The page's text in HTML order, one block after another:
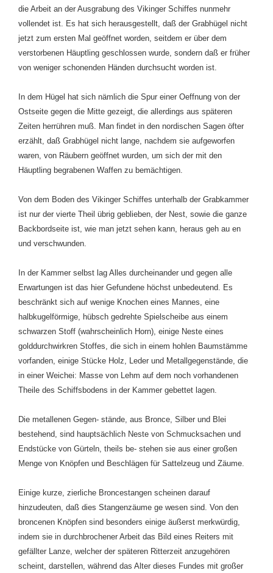
die Arbeit an der Ausgrabung des Vikinger Schiffes nunmehr
vollendet ist. Es hat sich herausgestellt, daß der Grabhügel nicht
jetzt zum ersten Mal geöffnet worden, seitdem er über dem
verstorbenen Häuptling geschlossen wurde, sondern daß er früher
von weniger schonenden Händen durchsucht worden ist.
In dem Hügel hat sich nämlich die Spur einer Oeffnung von der
Ostseite gegen die Mitte gezeigt, die allerdings aus späteren
Zeiten herrühren muß. Man findet in den nordischen Sagen öfter
erzählt, daß Grabhügel nicht lange, nachdem sie aufgeworfen
waren, von Räubern geöffnet wurden, um sich der mit den
Häuptling begrabenen Waffen zu bemächtigen.
Von dem Boden des Vikinger Schiffes unterhalb der Grabkammer
ist nur der vierte Theil übrig geblieben, der Nest, sowie die ganze
Backbordseite ist, wie man jetzt sehen kann, heraus geh au en
und verschwunden.
In der Kammer selbst lag Alles durcheinander und gegen alle
Erwartungen ist das hier Gefundene höchst unbedeutend. Es
beschränkt sich auf wenige Knochen eines Mannes, eine
halbkugelförmige, hübsch gedrehte Spielscheibe aus einem
schwarzen Stoff (wahrscheinlich Horn), einige Neste eines
golddurchwirkren Stoffes, die sich in einem hohlen Baumstämme
vorfanden, einige Stücke Holz, Leder und Metallgegenstände, die
in einer Weichei: Masse von Lehm auf dem noch vorhandenen
Theile des Schiffsbodens in der Kammer gebettet lagen.
Die metallenen Gegen- stände, aus Bronce, Silber und Blei
bestehend, sind hauptsächlich Neste von Schmucksachen und
Endstücke von Gürteln, theils be- stehen sie aus einer großen
Menge von Knöpfen und Beschlägen für Sattelzeug und Zäume.
Einige kurze, zierliche Broncestangen scheinen darauf
hinzudeuten, daß dies Stangenzäume ge wesen sind. Von den
broncenen Knöpfen sind besonders einige äußerst merkwürdig,
indem sie in durchbrochener Arbeit das Bild eines Reiters mit
gefällter Lanze, welcher der späteren Ritterzeit anzugehören
scheint, darstellen, während das Alter dieses Fundes mit großer